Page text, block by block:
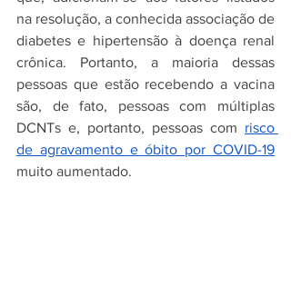
na resolução, a conhecida associação de
diabetes e hipertensão à doença renal
crônica. Portanto, a maioria dessas
pessoas que estão recebendo a vacina
são, de fato, pessoas com múltiplas
DCNTs e, portanto, pessoas com risco
de agravamento e óbito por COVID-19
muito aumentado.